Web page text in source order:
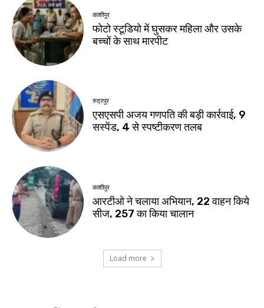
काशीपुर
फोटो स्टूडियो में घुसकर महिला और उसके
बच्चों के साथ मारपीट
रुद्रपुर
एसएसपी अजय गणपति की बड़ी कार्रवाई, 9
सस्पेंड, 4 से स्पष्टीकरण तलब
काशीपुर
आरटीओ ने चलाया अभियान, 22 वाहन किये
सीज, 257 का किया चालान
Load more